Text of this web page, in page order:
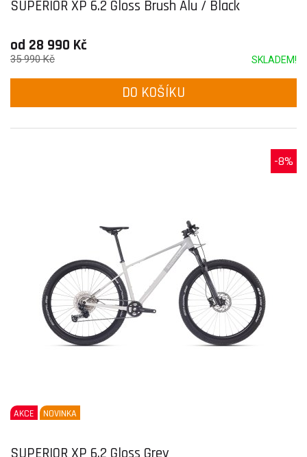
SUPERIOR XP 6.2 Gloss Brush Alu / Black
od 28 990 Kč
SKLADEM!
35 990 Kč
DO KOŠÍKU
-8%
AKCE NOVINKA
SUPERIOR XP 6.2 Gloss Grey